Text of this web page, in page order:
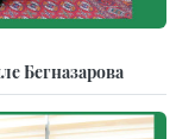
Бегназарова